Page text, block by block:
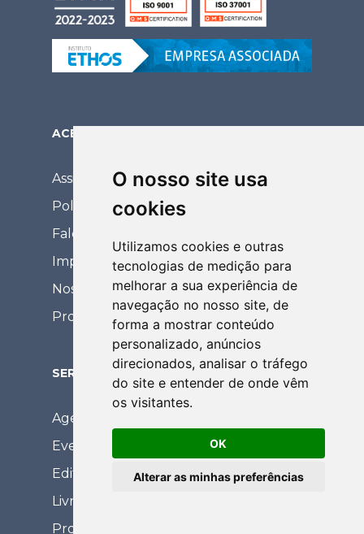
O nosso site usa
cookies
Utilizamos cookies e outras
tecnologias de medição para
melhorar a sua experiência de
navegação no nosso site, de
forma a mostrar conteúdo
personalizado, anúncios
direcionados, analisar o tráfego
do site e entender de onde vêm
os visitantes.
OK
Alterar as minhas preferências
ACESSE
Assinatura Eletrônica
Política de Privacidade
Fale Conosco
Imposto de Renda
Nossos Vídeos
Processos Seletivos
SERVIÇOS
Agenda de Cursos
Eventos
Editora
Livraria
Projetos